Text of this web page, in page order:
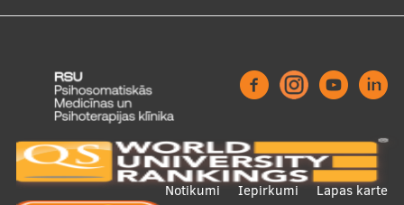
Notikumi Iepirkumi Lapas karte